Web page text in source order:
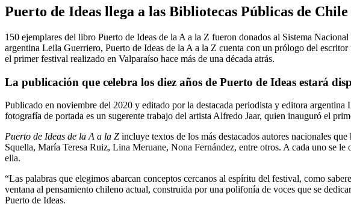
Puerto de Ideas llega a las Bibliotecas Públicas de Chile
150 ejemplares del libro Puerto de Ideas de la A a la Z fueron donados al Sistema
argentina Leila Guerriero, Puerto de Ideas de la A a la Z cuenta con un prólogo del
el primer festival realizado en Valparaíso hace más de una década atrás.
La publicación que celebra los diez años de Puerto de Ideas estará
Publicado en noviembre del 2020 y editado por la destacada periodista y editora argentina
fotografía de portada es un sugerente trabajo del artista Alfredo Jaar, quien inauguró el
Puerto de Ideas de la A a la Z incluye textos de los más destacados autores nacionales
Squella, María Teresa Ruiz, Lina Meruane, Nona Fernández, entre otros. A cada uno se
ella.
“Las palabras que elegimos abarcan conceptos cercanos al espíritu del festival, como
ventana al pensamiento chileno actual, construida por una polifonía de voces que se
Puerto de Ideas.